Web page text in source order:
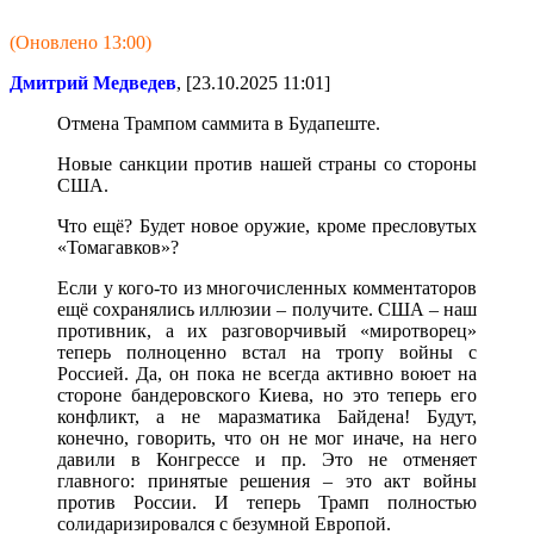
(Оновлено 13:00)
Дмитрий Медведев, [23.10.2025 11:01]
Отмена Трампом саммита в Будапеште.
Новые санкции против нашей страны со стороны
США.
Что ещё? Будет новое оружие, кроме пресловутых
«Томагавков»?
Если у кого-то из многочисленных комментаторов
ещё сохранялись иллюзии – получите. США – наш
противник, а их разговорчивый «миротворец»
теперь полноценно встал на тропу войны с
Россией. Да, он пока не всегда активно воюет на
стороне бандеровского Киева, но это теперь его
конфликт, а не маразматика Байдена! Будут,
конечно, говорить, что он не мог иначе, на него
давили в Конгрессе и пр. Это не отменяет
главного: принятые решения – это акт войны
против России. И теперь Трамп полностью
солидаризировался с безумной Европой.